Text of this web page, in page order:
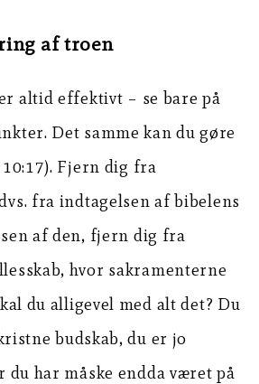
af troen
altid effektivt – se bare på
Det samme kan du gøre
Fjern dig fra
fra indtagelsen af bibelens
af den, fjern dig fra
hvor sakramenterne
du alligevel med alt det? Du
budskab, du er jo
har måske endda været på